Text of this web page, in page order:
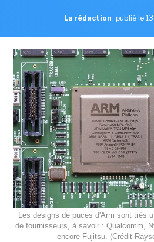
La rédaction , publié le
Les designs de puces d'Arm sont très
de fournisseurs, à savoir : Qualcomm,
encore Fujitsu. (Crédit